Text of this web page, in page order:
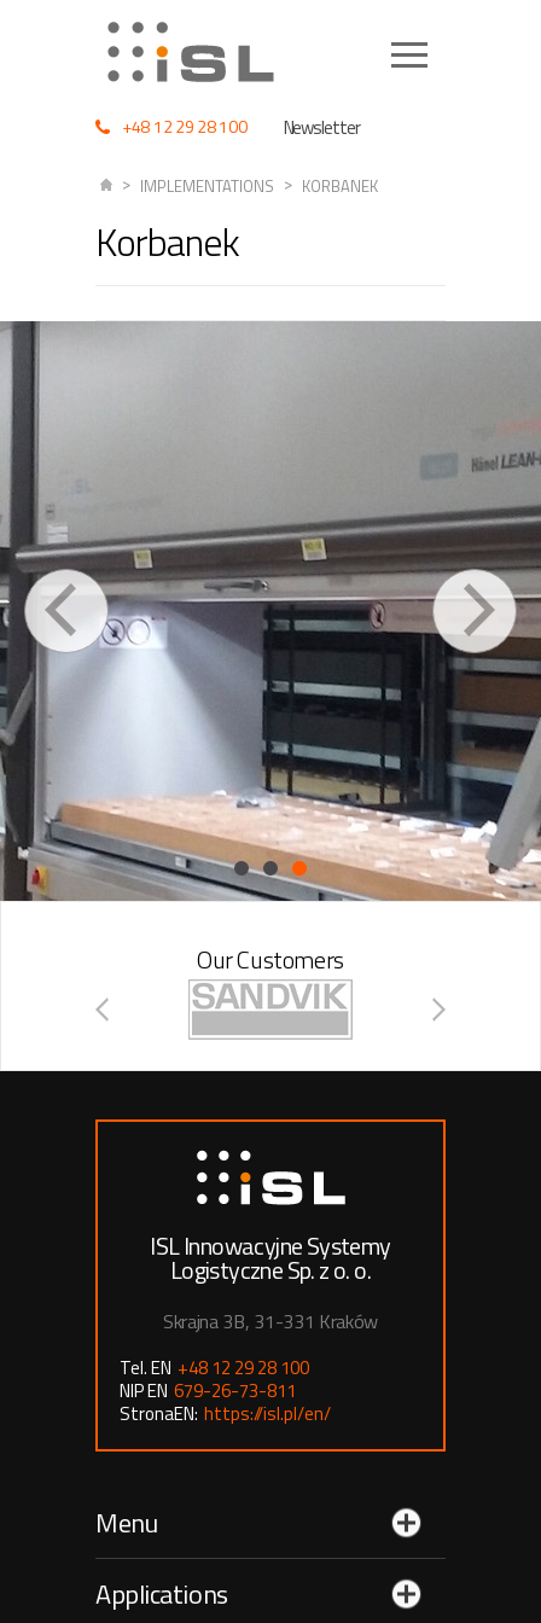
+48 12 29 28 100 Newsletter
IMPLEMENTATIONS KORBANEK
Korbanek
Our Customers
ISL Innowacyjne Systemy
Logistyczne Sp. z o. o.
Skrajna 3B, 31-331 Kraków
Tel. EN +48 12 29 28 100
NIP EN 679-26-73-811
StronaEN: https://isl.pl/en/
Menu
Applications